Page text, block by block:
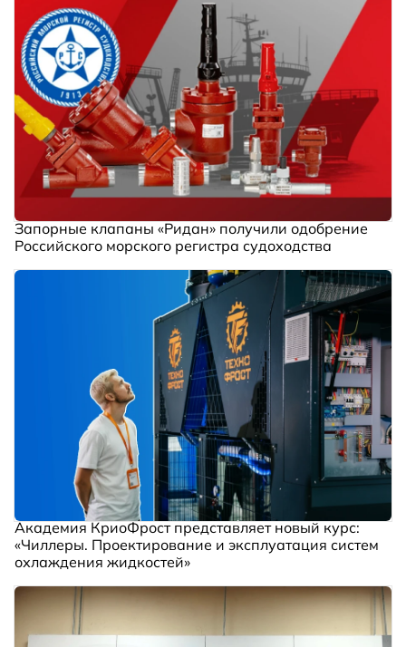
Запорные клапаны «Ридан» получили одобрение
Российского морского регистра судоходства
Академия КриоФрост представляет новый курс:
«Чиллеры. Проектирование и эксплуатация систем
охлаждения жидкостей»